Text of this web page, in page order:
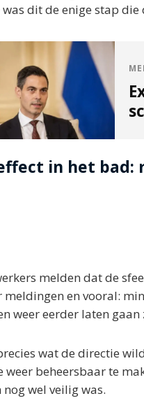
dit de enige stap
in het
melden dat de
meldingen en vooral:
weer eerder laten
wat de directie
weer beheersbaar te
nog wel veilig was.